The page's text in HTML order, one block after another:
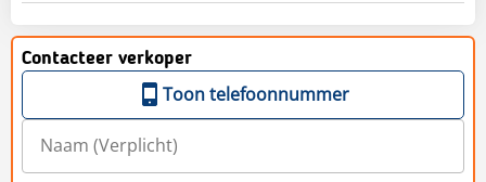
Contacteer verkoper
Toon telefoonnummer